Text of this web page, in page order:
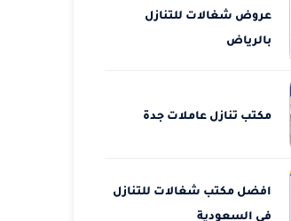
عروض شغالات للتنازل
بالرياض
مكتب تنازل عاملات جدة
افضل مكتب شغالات للتنازل
في السعودية